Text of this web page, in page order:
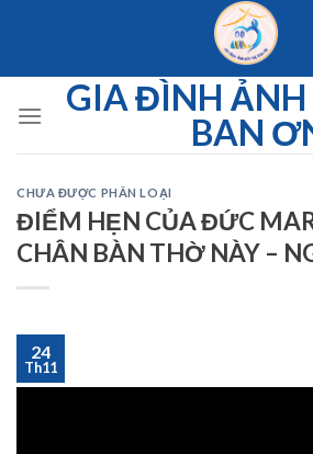
GIA ĐÌNH
BAN
CHƯA ĐƯỢC PHÂN LOẠI
ĐIỂM HẸN CỦA ĐỨC
CHÂN BÀN THỜ NÀY –
24
Th11